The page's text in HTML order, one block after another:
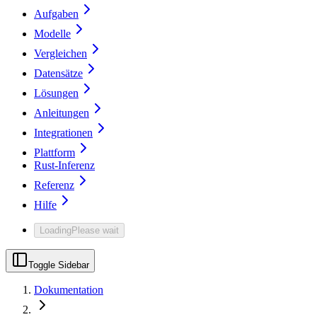
Aufgaben
Modelle
Vergleichen
Datensätze
Lösungen
Anleitungen
Integrationen
Plattform
Rust-Inferenz
Referenz
Hilfe
LoadingPlease wait
Toggle Sidebar
Dokumentation